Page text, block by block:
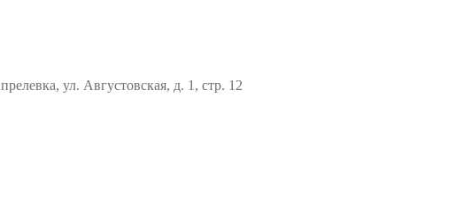
ул. Августовская, д. 1, стр. 12